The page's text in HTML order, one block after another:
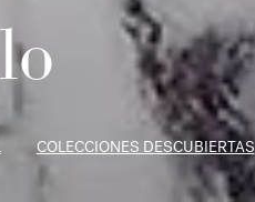
COLECCIONES DESCUBIERTAS